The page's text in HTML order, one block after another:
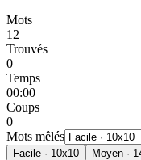
Mots
12
Trouvés
0
Temps
00:00
Coups
0
Mots mêlés
Facile · 10x10 Moyen ·